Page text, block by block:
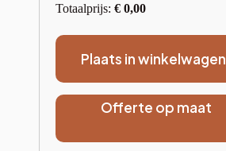
Totaalprijs: € 0,00
Plaats in winkelwagen
Offerte op maat